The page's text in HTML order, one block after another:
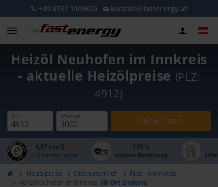
+49 8731 7409620 kontakt@fastenergy.at
Heizöl Neuhofen im Innkreis
- aktuelle Heizölpreise (PLZ:
4912)
PLZ Menge berechnen
4,97 von 5
273 Bewertungen
100 %
sichere Bezahlung
Heizölpreise Oberösterreich
Ried im Innkreis
4912 Neuhofen im Innkreis ( Ort ändern)